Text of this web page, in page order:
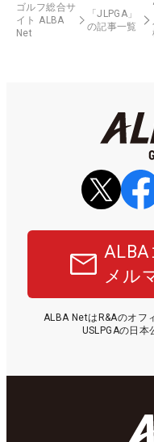
ゴルフ総合サ
イト ALBA
Net
「JLPGA」
の記事一覧
メル
ALBA NetはR&Aのオフ
USLPGAの日本